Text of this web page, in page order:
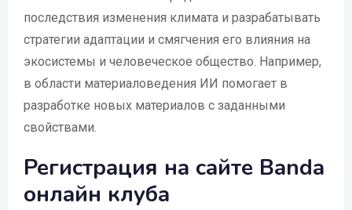
последствия изменения климата и разрабатывать
стратегии адаптации и смягчения его влияния на
экосистемы и человеческое общество. Например,
в области материаловедения ИИ помогает в
разработке новых материалов с заданными
свойствами.
Регистрация на сайте Banda
онлайн клуба